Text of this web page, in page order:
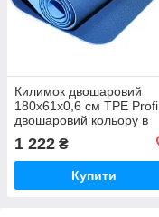
Килимок двошаровий
180х61х0,6 см TPE Profi
двошаровий кольору в
1 222 ₴
Купити